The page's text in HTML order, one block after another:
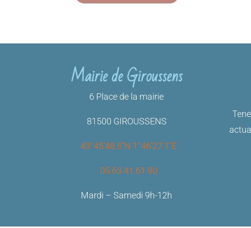
Mairie de Giroussens
6 Place de la mairie
81500 GIROUSSENS
43°45’48.5″N 1°46’27.1″E
05.63.41.61.90
Mardi – Samedi 9h-12h